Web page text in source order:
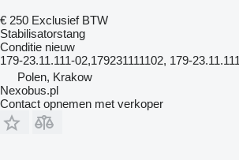
€ 250 Exclusief BTW
Stabilisatorstang
Conditie nieuw
179-23.11.111-02,179231111102, 179-
Polen, Krakow
Nexobus.pl
Contact opnemen met verkoper